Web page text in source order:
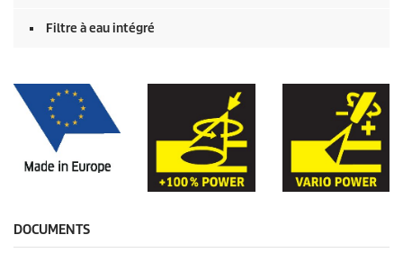
Filtre à eau intégré
DOCUMENTS